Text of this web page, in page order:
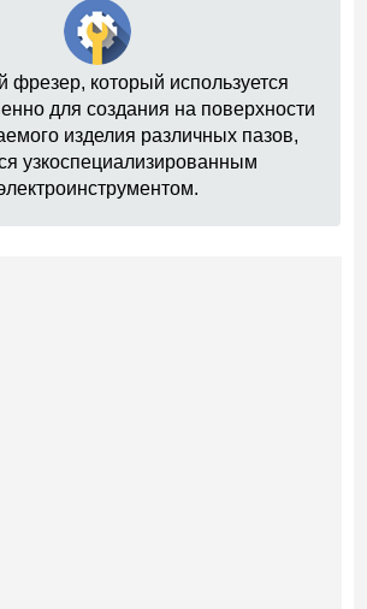
фрезер, который используется
для создания на поверхности
изделия различных пазов,
узкоспециализированным